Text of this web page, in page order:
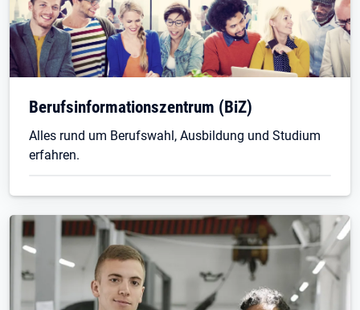
Berufsinformationszentrum (BiZ)
Alles rund um Berufswahl, Ausbildung und Studium
erfahren.